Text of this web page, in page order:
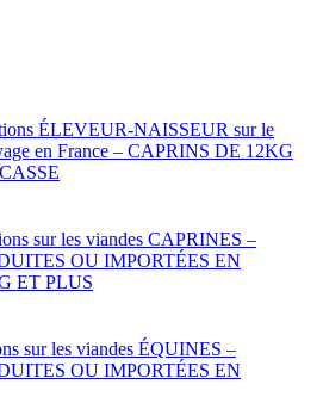
ÉLEVEUR-NAISSEUR sur le
en France – CAPRINS DE 12KG
sur les viandes CAPRINES –
OU IMPORTÉES EN
ET PLUS
sur les viandes ÉQUINES –
OU IMPORTÉES EN